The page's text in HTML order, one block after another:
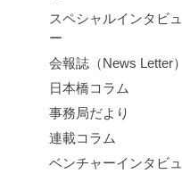
スペシャルインタビュ
ー
会報誌（News Letter）
日本橋コラム
事務局だより
連載コラム
ベンチャーインタビュ